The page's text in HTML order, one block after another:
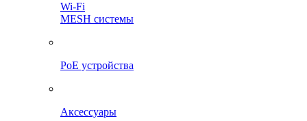
Wi-Fi
MESH системы
PoE устройства
Аксессуары